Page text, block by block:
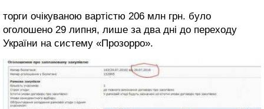
торги очікуваною вартістю 206 млн грн. було
оголошено 29 липня, лише за два дні до переходу
України на систему «Прозорро».